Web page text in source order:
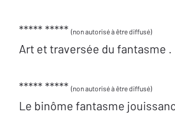
***** ***** (non autorisé à être diffusé)
Art et traversée du fantasme .
***** ***** (non autorisé à être diffusé)
Le binôme fantasme